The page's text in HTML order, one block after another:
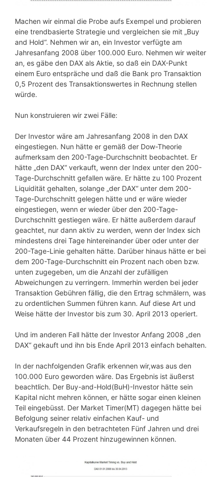
Machen wir einmal die Probe aufs Exempel und probieren
eine trendbasierte Strategie und vergleichen sie mit „Buy
and Hold“. Nehmen wir an, ein Investor verfügte am
Jahresanfang 2008 über 100.000 Euro. Nehmen wir weiter
an, es gäbe den DAX als Aktie, so daß ein DAX-Punkt
einem Euro entspräche und daß die Bank pro Transaktion
0,5 Prozent des Transaktionswertes in Rechnung stellen
würde.
Nun konstruieren wir zwei Fälle:
Der Investor wäre am Jahresanfang 2008 in den DAX
eingestiegen. Nun hätte er gemäß der Dow-Theorie
aufmerksam den 200-Tage-Durchschnitt beobachtet. Er
hätte „den DAX“ verkauft, wenn der Index unter den 200-
Tage-Durchschnitt gefallen wäre. Er hätte zu 100 Prozent
Liquidität gehalten, solange „der DAX“ unter dem 200-
Tage-Durchschnitt gelegen hätte und er wäre wieder
eingestiegen, wenn er wieder über den 200-Tage-
Durchschnitt gestiegen wäre. Er hätte außerdem darauf
geachtet, nur dann aktiv zu werden, wenn der Index sich
mindestens drei Tage hintereinander über oder unter der
200-Tage-Linie gehalten hätte. Darüber hinaus hätte er bei
dem 200-Tage-Durchschnitt ein Prozent nach oben bzw.
unten zugegeben, um die Anzahl der zufälligen
Abweichungen zu verringern. Immerhin werden bei jeder
Transaktion Gebühren fällig, die den Ertrag schmälern, was
zu ordentlichen Summen führen kann. Auf diese Art und
Weise hätte der Investor bis zum 30. April 2013 operiert.
Und im anderen Fall hätte der Investor Anfang 2008 „den
DAX“ gekauft und ihn bis Ende April 2013 einfach behalten.
In der nachfolgenden Grafik erkennen wir,was aus den
100.000 Euro geworden wäre. Das Ergebnis ist äußerst
beachtlich. Der Buy-and-Hold(BuH)-Investor hätte sein
Kapital nicht mehren können, er hätte sogar einen kleinen
Teil eingebüsst. Der Market Timer(MT) dagegen hätte bei
Befolgung seiner relativ einfachen Kauf- und
Verkaufsregeln in den betrachteten Fünf Jahren und drei
Monaten über 44 Prozent hinzugewinnen können.